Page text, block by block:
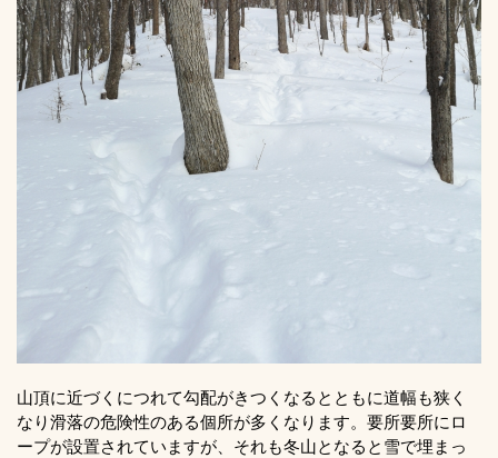
山頂に近づくにつれて勾配がきつくなるとともに道幅も狭く
なり滑落の危険性のある個所が多くなります。要所要所にロ
ープが設置されていますが、それも冬山となると雪で埋まっ